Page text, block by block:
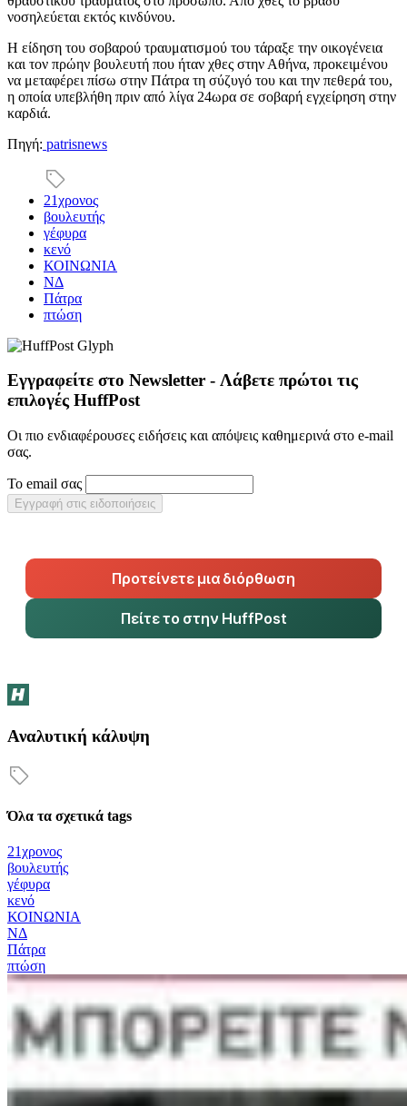
νοσηλεύεται εκτός κινδύνου.
Η είδηση του σοβαρού τραυματισμού του τάραξε την οικογένεια
και τον πρώην βουλευτή που ήταν χθες στην Αθήνα, προκειμένου
να μεταφέρει πίσω στην Πάτρα τη σύζυγό του και την πεθερά του,
η οποία υπεβλήθη πριν από λίγα 24ωρα σε σοβαρή εγχείρηση στην
καρδιά.
Πηγή: patrisnews
21χρονος
βουλευτής
γέφυρα
κενό
ΚΟΙΝΩΝΙΑ
ΝΔ
Πάτρα
πτώση
Εγγραφείτε στο Newsletter - Λάβετε πρώτοι τις
επιλογές HuffPost
Οι πιο ενδιαφέρουσες ειδήσεις και απόψεις καθημερινά στο e-mail
σας.
Το email σας
Εγγραφή στις ειδοποιήσεις
Προτείνετε μια διόρθωση
Πείτε το στην HuffPost
Αναλυτική κάλυψη
Όλα τα σχετικά tags
21χρονος
βουλευτής
γέφυρα
κενό
ΚΟΙΝΩΝΙΑ
ΝΔ
Πάτρα
πτώση